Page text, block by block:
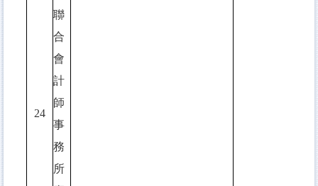
24
聯
合
會
計
師
事
務
所